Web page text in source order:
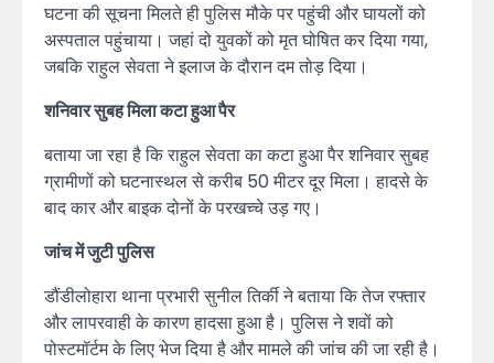
घटना की सूचना मिलते ही पुलिस मौके पर पहुंची और घायलों को
अस्पताल पहुंचाया। जहां दो युवकों को मृत घोषित कर दिया गया,
जबकि राहुल सेवता ने इलाज के दौरान दम तोड़ दिया।
शनिवार सुबह मिला कटा हुआ पैर
बताया जा रहा है कि राहुल सेवता का कटा हुआ पैर शनिवार सुबह
ग्रामीणों को घटनास्थल से करीब 50 मीटर दूर मिला। हादसे के
बाद कार और बाइक दोनों के परखच्चे उड़ गए।
जांच में जुटी पुलिस
डौंडीलोहारा थाना प्रभारी सुनील तिर्की ने बताया कि तेज रफ्तार
और लापरवाही के कारण हादसा हुआ है। पुलिस ने शवों को
पोस्टमॉर्टम के लिए भेज दिया है और मामले की जांच की जा रही है।